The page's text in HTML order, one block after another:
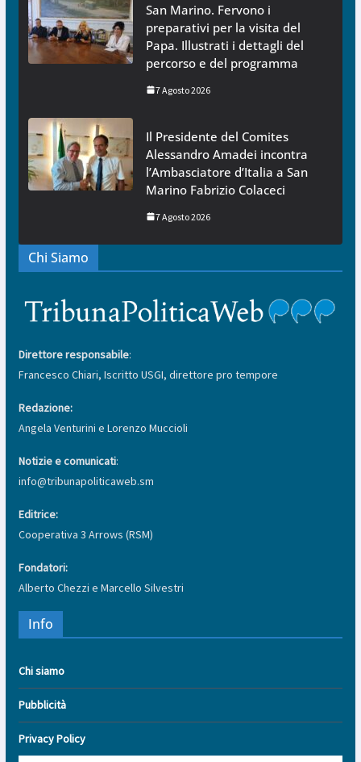
San Marino. Fervono i
preparativi per la visita del
Papa. Illustrati i dettagli del
percorso e del programma
7 Agosto 2026
Il Presidente del Comites
Alessandro Amadei incontra
l’Ambasciatore d’Italia a San
Marino Fabrizio Colaceci
7 Agosto 2026
Chi Siamo
Direttore responsabile:
Francesco Chiari, Iscritto USGI, direttore pro tempore
Redazione:
Angela Venturini e Lorenzo Muccioli
Notizie e comunicati:
info@tribunapoliticaweb.sm
Editrice:
Cooperativa 3 Arrows (RSM)
Fondatori:
Alberto Chezzi e Marcello Silvestri
Info
Chi siamo
Pubblicità
Privacy Policy